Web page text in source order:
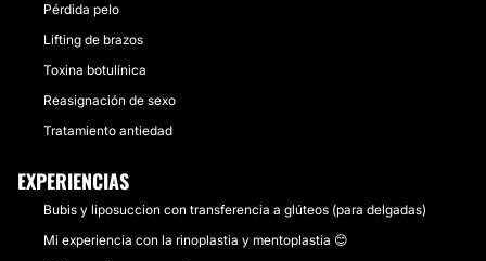
Pérdida pelo
Lifting de brazos
Toxina botulínica
Reasignación de sexo
Tratamiento antiedad
EXPERIENCIAS
Bubis y liposuccion con transferencia a glúteos (para delgadas)
Mi experiencia con la rinoplastia y mentoplastia 😊